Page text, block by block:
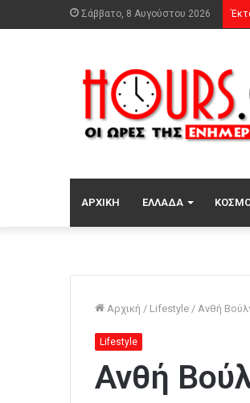
Σάββατο, 8 Αυγούστου 2026
ΑΡΧΙΚΉ ΕΛΛΆΔΑ
Αρχική / Lifestyle / Ανθή
Lifestyle
Ανθή